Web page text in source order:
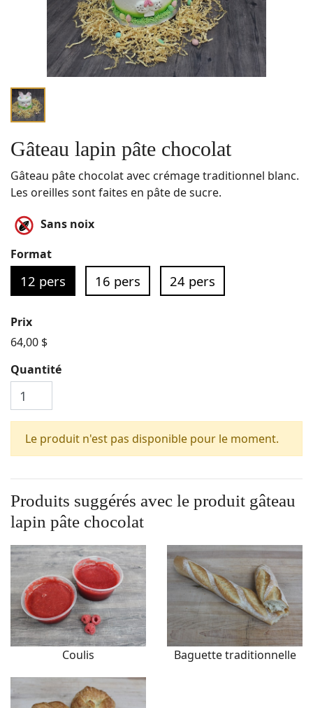
Gâteau lapin pâte chocolat
Gâteau pâte chocolat avec crémage traditionnel blanc.
Les oreilles sont faites en pâte de sucre.
Sans noix
Format
12 pers 16 pers 24 pers
Prix
64,00 $
Quantité
Le produit n'est pas disponible pour le moment.
Produits suggérés avec le produit gâteau
lapin pâte chocolat
Coulis Baguette traditionnelle